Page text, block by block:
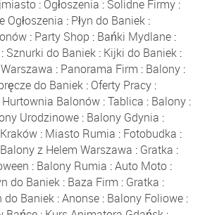
: Ogłoszenia : Solidne Firmy :
Ogłoszenia : Płyn do Baniek:
: Party Shop : Bańki Mydlane :
: Sznurki do Baniek : Kijki do Baniek :
: Panorama Firm : Balony :
do Baniek: Oferty Pracy:
Hurtownia Balonów:Tablica : Balony:
Urodzinowe: Balony Gdynia :
: Miasto Rumia : Fotobudka :
Balony z Helem Warszawa : Gratka :
: Balony Rumia :Auto Moto :
do Baniek : Baza Firm : Gratka :
do Baniek :Anonse : Balony Foliowe :